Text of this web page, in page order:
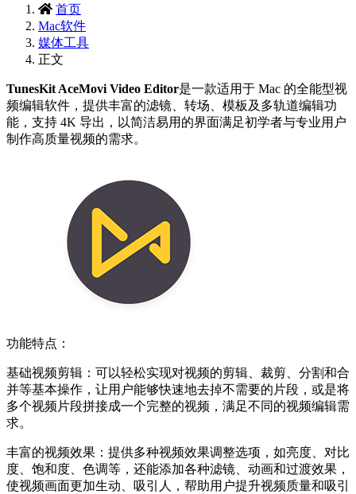
首页
Mac软件
媒体工具
正文
TunesKit AceMovi Video Editor是一款适用于 Mac 的全能型视
频编辑软件，提供丰富的滤镜、转场、模板及多轨道编辑功
能，支持 4K 导出，以简洁易用的界面满足初学者与专业用户
制作高质量视频的需求。
功能特点：
基础视频剪辑：可以轻松实现对视频的剪辑、裁剪、分割和合
并等基本操作，让用户能够快速地去掉不需要的片段，或是将
多个视频片段拼接成一个完整的视频，满足不同的视频编辑需
求。
丰富的视频效果：提供多种视频效果调整选项，如亮度、对比
度、饱和度、色调等，还能添加各种滤镜、动画和过渡效果，
使视频画面更加生动、吸引人，帮助用户提升视频质量和吸引